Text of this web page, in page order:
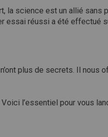
la science est un allié sans
essai réussi a été effectué
plus de secrets. Il nous
l’essentiel pour vous